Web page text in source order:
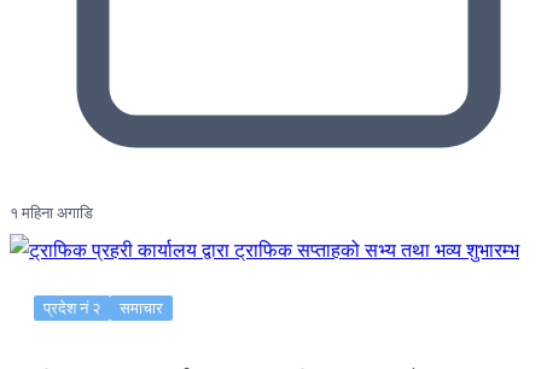
१ महिना अगाडि
प्रदेश नं २ समाचार